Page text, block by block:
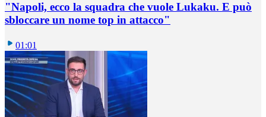
"Napoli, ecco la squadra che vuole Lukaku. E può
sbloccare un nome top in attacco"
01:01